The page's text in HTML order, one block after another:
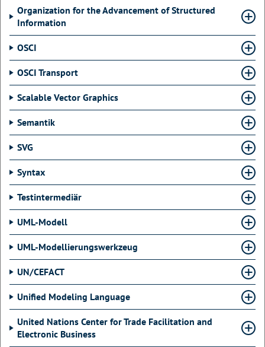
Organization for the Advancement of Structured
Information
OSCI
OSCI Transport
Scalable Vector Graphics
Semantik
SVG
Syntax
Testintermediär
UML-Modell
UML-Modellierungswerkzeug
UN/CEFACT
Unified Modeling Language
United Nations Center for Trade Facilitation and
Electronic Business